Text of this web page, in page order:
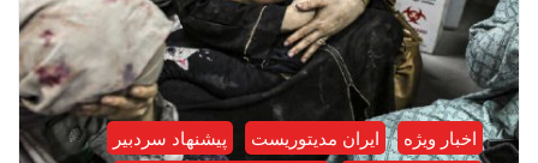
اخبار ویژه ایران مدیتوریست
پیشنهاد سردبیر